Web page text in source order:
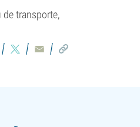
transporte,